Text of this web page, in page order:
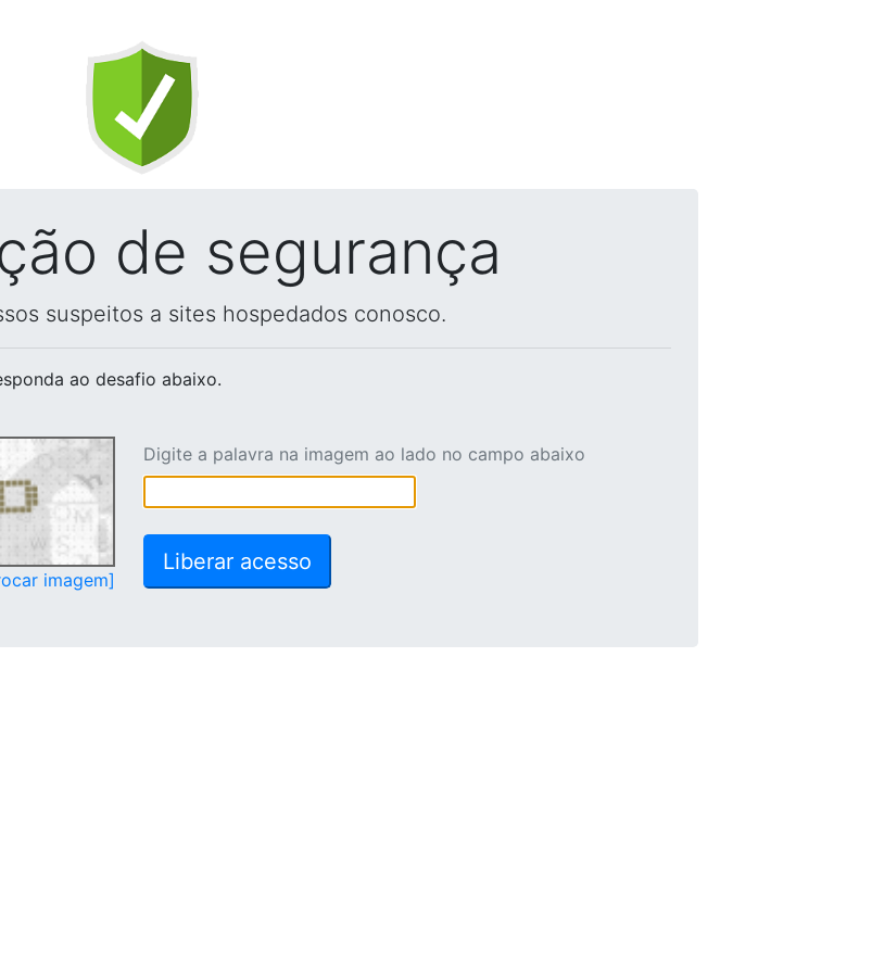
de segurança
suspeitos a sites hospedados conosco.
ao desafio abaixo.
imagem]
Digite a palavra na imagem ao lado no campo abaixo